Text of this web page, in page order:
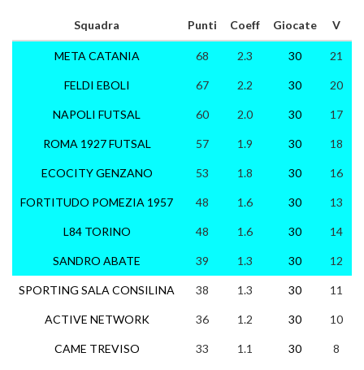
Squadra
META CATANIA
FELDI EBOLI
NAPOLI FUTSAL
ROMA 1927 FUTSAL
ECOCITY GENZANO
FORTITUDO POMEZIA 1957
L84 TORINO
SANDRO ABATE
SPORTING SALA CONSILINA
ACTIVE NETWORK
CAME TREVISO
Punti Coeff Giocate V
68 2.3 30 21
67 2.2 30 20
60 2.0 30 17
57 1.9 30 18
53 1.8 30 16
48 1.6 30 13
48 1.6 30 14
39 1.3 30 12
38 1.3 30 11
36 1.2 30 10
33 1.1 30 8